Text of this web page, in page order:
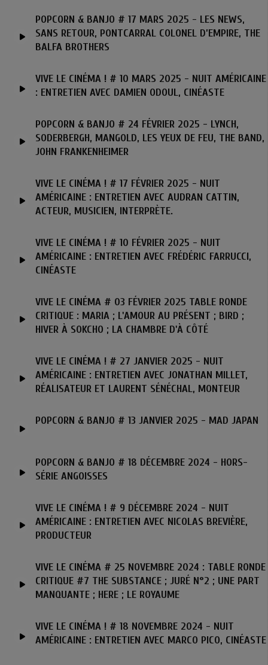
POPCORN & BANJO # 17 MARS 2025 - LES NEWS,
SANS RETOUR, PONTCARRAL COLONEL D’EMPIRE, THE
BALFA BROTHERS
VIVE LE CINÉMA ! # 10 MARS 2025 - NUIT AMÉRICAINE
: ENTRETIEN AVEC DAMIEN ODOUL, CINÉASTE
POPCORN & BANJO # 24 FÉVRIER 2025 - LYNCH,
SODERBERGH, MANGOLD, LES YEUX DE FEU, THE BAND,
JOHN FRANKENHEIMER
VIVE LE CINÉMA ! # 17 FÉVRIER 2025 - NUIT
AMÉRICAINE : ENTRETIEN AVEC AUDRAN CATTIN,
ACTEUR, MUSICIEN, INTERPRÈTE.
VIVE LE CINÉMA ! # 10 FÉVRIER 2025 - NUIT
AMÉRICAINE : ENTRETIEN AVEC FRÉDÉRIC FARRUCCI,
CINÉASTE
VIVE LE CINÉMA # 03 FÉVRIER 2025 TABLE RONDE
CRITIQUE : MARIA ; L'AMOUR AU PRÉSENT ; BIRD ;
HIVER À SOKCHO ; LA CHAMBRE D'À CÔTÉ
VIVE LE CINÉMA ! # 27 JANVIER 2025 - NUIT
AMÉRICAINE : ENTRETIEN AVEC JONATHAN MILLET,
RÉALISATEUR ET LAURENT SÉNÉCHAL, MONTEUR
POPCORN & BANJO # 13 JANVIER 2025 - MAD JAPAN
POPCORN & BANJO # 18 DÉCEMBRE 2024 - HORS-
SÉRIE ANGOISSES
VIVE LE CINÉMA ! # 9 DÉCEMBRE 2024 - NUIT
AMÉRICAINE : ENTRETIEN AVEC NICOLAS BREVIÈRE,
PRODUCTEUR
VIVE LE CINÉMA # 25 NOVEMBRE 2024 : TABLE RONDE
CRITIQUE #7 THE SUBSTANCE ; JURÉ N°2 ; UNE PART
MANQUANTE ; HERE ; LE ROYAUME
VIVE LE CINÉMA ! # 18 NOVEMBRE 2024 - NUIT
AMÉRICAINE : ENTRETIEN AVEC MARCO PICO, CINÉASTE